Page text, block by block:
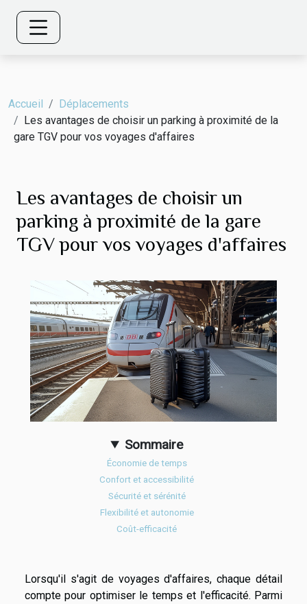
Accueil
Déplacements
Les avantages de choisir un parking à proximité de la
gare TGV pour vos voyages d'affaires
Les avantages de choisir un
parking à proximité de la gare
TGV pour vos voyages d'affaires
Sommaire
Économie de temps
Confort et accessibilité
Sécurité et sérénité
Flexibilité et autonomie
Coût-efficacité
Lorsqu'il s'agit de voyages d'affaires, chaque détail
compte pour optimiser le temps et l'efficacité. Parmi